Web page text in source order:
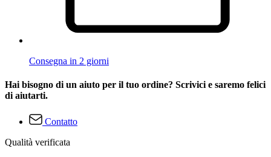
Consegna in 2 giorni
Hai bisogno di un aiuto per il tuo ordine? Scrivici e saremo felici
di aiutarti.
Contatto
Qualità verificata